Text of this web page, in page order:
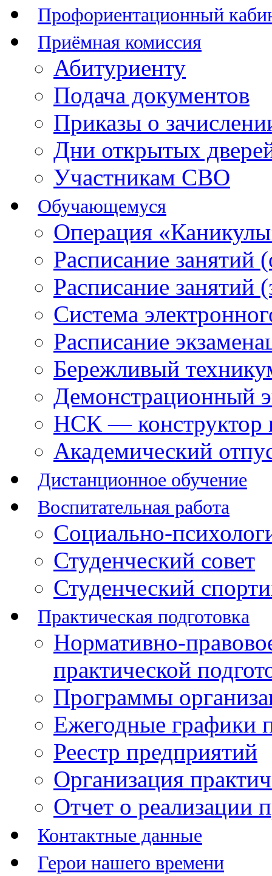
Профориентационный
Приёмная комиссия
Абитуриенту
Подача документов
Приказы о
Дни открытых
Участникам СВО
Обучающемуся
Операция
Расписание занятий
Расписание занятий
Система
Расписание
Бережливый
Демонстрационный
НСК — конструктор
Академический
Дистанционное обучение
Воспитательная работа
Социально-
Студенческий совет
Студенческий
Практическая подготовка
Нормативно-
практической
Программы
Ежегодные графики
Реестр предприятий
Организация
Отчет о реализации
Контактные данные
Герои нашего времени